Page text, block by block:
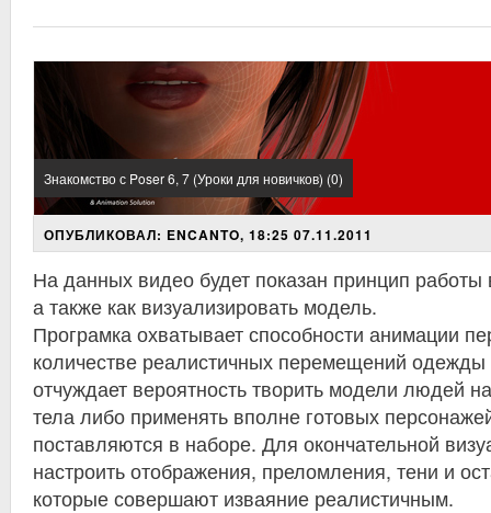
Знакомство с Poser 6, 7 (Уроки для новичков) (0)
ОПУБЛИКОВАЛ: ENCANTO, 18:25 07.11.2011
На данных видео будет показан принцип
а также как визуализировать модель.
Програмка охватывает способности анимации
количестве реалистичных перемещений
отчуждает вероятность творить модели людей
тела либо применять вполне готовых
поставляются в наборе. Для окончательной
настроить отображения, преломления, тени и
которые совершают изваяние реалистичным.